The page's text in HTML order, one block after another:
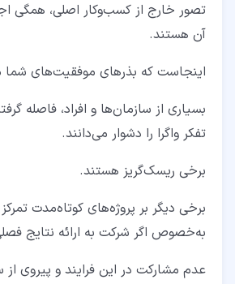
تصور خارج از کسب‌وکار اصلی، همگی
آن هستند.
اینجاست که بذرهای موفقیت‌های شما
بسیاری از سازمان‌ها و افراد، فاصله
تفکر واگرا را دشوار می‌دانند.
برخی ریسک‌گریز هستند.
برخی دیگر بر پروژه‌های کوتاه‌مدت
به‌خصوص اگر شرکت به ارائه نتایج
عدم مشارکت در این فرایند و پیروی